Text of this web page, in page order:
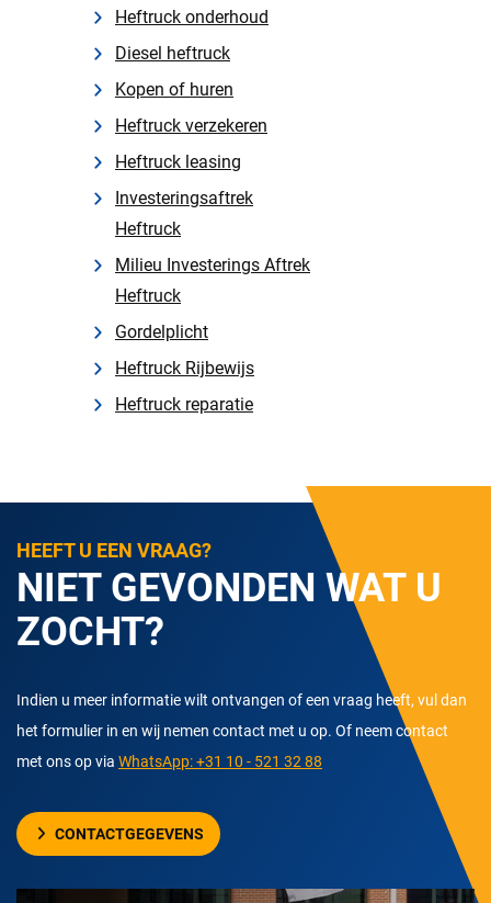
Heftruck onderhoud
Diesel heftruck
Kopen of huren
Heftruck verzekeren
Heftruck leasing
Investeringsaftrek
Heftruck
Milieu Investerings Aftrek
Heftruck
Gordelplicht
Heftruck Rijbewijs
Heftruck reparatie
HEEFT U EEN VRAAG?
NIET GEVONDEN WAT U
ZOCHT?
Indien u meer informatie wilt ontvangen of een vraag heeft, vul dan
het formulier in en wij nemen contact met u op. Of neem contact
met ons op via WhatsApp: +31 10 - 521 32 88
CONTACTGEGEVENS